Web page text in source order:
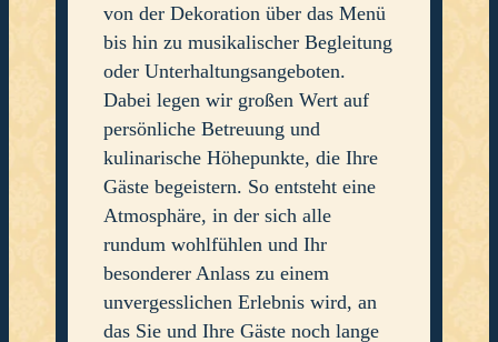
von der Dekoration über das Menü
bis hin zu musikalischer Begleitung
oder Unterhaltungsangeboten.
Dabei legen wir großen Wert auf
persönliche Betreuung und
kulinarische Höhepunkte, die Ihre
Gäste begeistern. So entsteht eine
Atmosphäre, in der sich alle
rundum wohlfühlen und Ihr
besonderer Anlass zu einem
unvergesslichen Erlebnis wird, an
das Sie und Ihre Gäste noch lange